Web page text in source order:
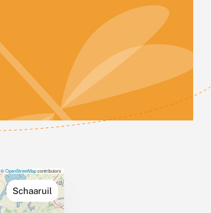
Schaaruil
©OpenStreetMapcontributors